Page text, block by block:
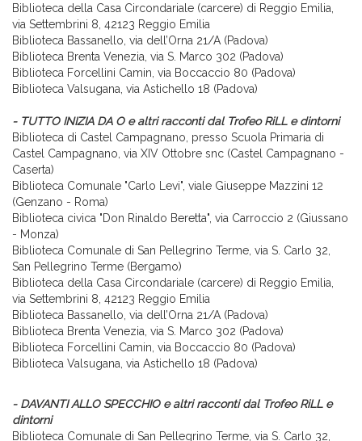
Biblioteca della Casa Circondariale (carcere) di Reggio Emilia,
via Settembrini 8, 42123 Reggio Emilia
Biblioteca Bassanello, via dell’Orna 21/A (Padova)
Biblioteca Brenta Venezia, via S. Marco 302 (Padova)
Biblioteca Forcellini Camin, via Boccaccio 80 (Padova)
Biblioteca Valsugana, via Astichello 18 (Padova)
- TUTTO INIZIA DA O e altri racconti dal Trofeo RiLL e dintorni
Biblioteca di Castel Campagnano, presso Scuola Primaria di
Castel Campagnano, via XIV Ottobre snc (Castel Campagnano -
Caserta)
Biblioteca Comunale "Carlo Levi", viale Giuseppe Mazzini 12
(Genzano - Roma)
Biblioteca civica "Don Rinaldo Beretta", via Carroccio 2 (Giussano
- Monza)
Biblioteca Comunale di San Pellegrino Terme, via S. Carlo 32,
San Pellegrino Terme (Bergamo)
Biblioteca della Casa Circondariale (carcere) di Reggio Emilia,
via Settembrini 8, 42123 Reggio Emilia
Biblioteca Bassanello, via dell’Orna 21/A (Padova)
Biblioteca Brenta Venezia, via S. Marco 302 (Padova)
Biblioteca Forcellini Camin, via Boccaccio 80 (Padova)
Biblioteca Valsugana, via Astichello 18 (Padova)
- DAVANTI ALLO SPECCHIO e altri racconti dal Trofeo RiLL e
dintorni
Biblioteca Comunale di San Pellegrino Terme, via S. Carlo 32,